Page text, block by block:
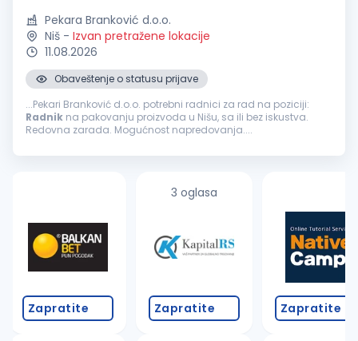
Pekara Branković d.o.o.
Niš - Izvan pretražene lokacije
11.08.2026
Obaveštenje o statusu prijave
...Pekari Branković d.o.o. potrebni radnici za rad na poziciji:
Radnik na pakovanju proizvoda u Nišu, sa ili bez iskustva.
Redovna zarada. Mogućnost napredovanja....
Zapratite
3 oglasa
Zapratite Zapratite